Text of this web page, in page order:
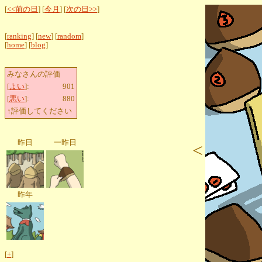
[<<前の日 ] [今月 ] [次の日>>]
[ranking] [new] [random]
[home] [blog]
みなさんの評価
[よい]:
901
[悪い]:
880
↑評価してください
昨日 一昨日
昨年
[+]
<